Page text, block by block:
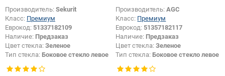
Производитель: Sekurit
Класс: Премиум
Еврокод: 51337182109
Наличие: Предзаказ
Цвет стекла: Зеленое
Тип стекла: Боковое стекло левое
Производитель:AGC
Класс: Премиум
Еврокод: 51357182117
Наличие: Предзаказ
Цвет стекла:Зеленое
Тип стекла: Боковое стекло левое